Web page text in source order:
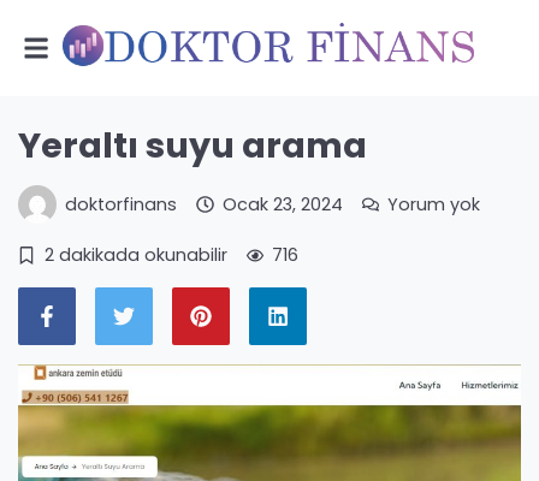
Yeraltı suyu arama
doktorfinans Ocak 23, 2024 Yorum yok
2 dakikada okunabilir 716